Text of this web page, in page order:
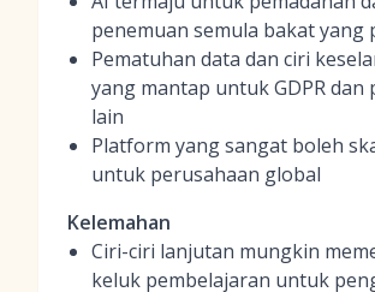
penemuan semula bakat yang
Pematuhan data dan ciri
yang mantap untuk GDPR dan
lain
Platform yang sangat boleh
untuk perusahaan global
Kelemahan
Ciri-ciri lanjutan mungkin
keluk pembelajaran untuk